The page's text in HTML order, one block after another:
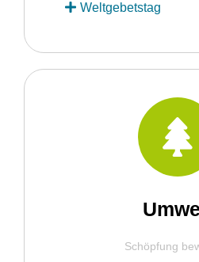
Weltgebetstag
Schöpfung